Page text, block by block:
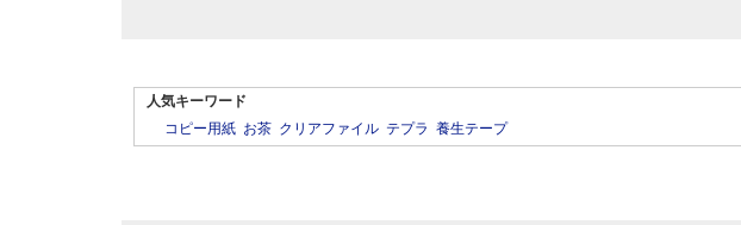
人気キーワード
コピー用紙 お茶 クリアファイル テプラ 養生テープ